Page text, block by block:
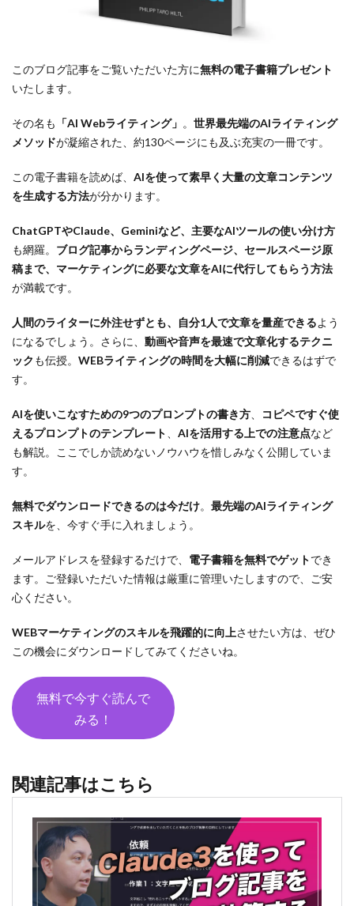
このブログ記事をご覧いただいた方に無料の電子書籍プレゼント
いたします。
その名も 「AI Webライティング」 。 世界最先端のAIライティング
メソッドが凝縮された、約130ページにも及ぶ充実の一冊です。
この電子書籍を読めば、 AIを使って素早く大量の文章コンテンツ
を生成する方法が分かります。
ChatGPTやClaude、Geminiなど、主要なAIツールの使い分け方
も網羅。 ブログ記事からランディングページ、セールスページ原
稿まで、マーケティングに必要な文章をAIに代行してもらう方法
が満載です。
人間のライターに外注せずとも、自分1人で文章を量産できるよう
になるでしょう。さらに、 動画や音声を最速で文章化するテクニ
ック も伝授。 WEBライティングの時間を大幅に削減できるはずで
す。
AIを使いこなすための9つのプロンプトの書き方
コピペですぐ使
えるプロンプトのテンプレート
AIを活用する上での注意点など
も解説。ここでしか読めないノウハウを惜しみなく公開していま
す。
無料でダウンロードできるのは今だけ。 最先端のAIライティング
スキルを、今すぐ手に入れましょう。
メールアドレスを登録するだけで、 電子書籍を無料でゲットでき
ます。ご登録いただいた情報は厳重に管理いたしますので、ご安
心ください。
WEBマーケティングのスキルを飛躍的に向上させたい方は、ぜひ
この機会にダウンロードしてみてくださいね。
無料で今すぐ読んで
みる！
関連記事はこちら